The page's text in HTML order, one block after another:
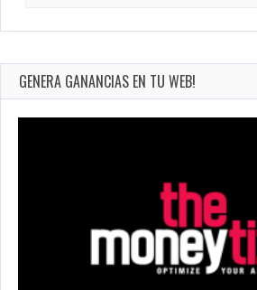
GENERA GANANCIAS EN TU WEB!